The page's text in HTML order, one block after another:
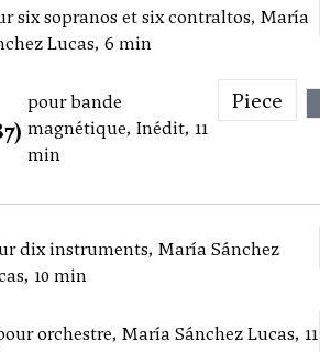
six sopranos et six contraltos, María
Lucas, 6 min
pour bande
magnétique, Inédit, 11
min
Piece
dix instruments, María Sánchez
10 min
orchestre, María Sánchez Lucas, 11